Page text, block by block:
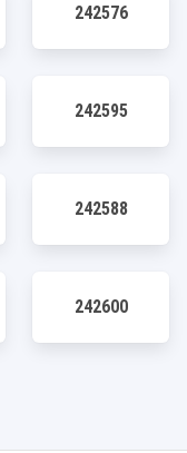
242576
242595
242588
242600